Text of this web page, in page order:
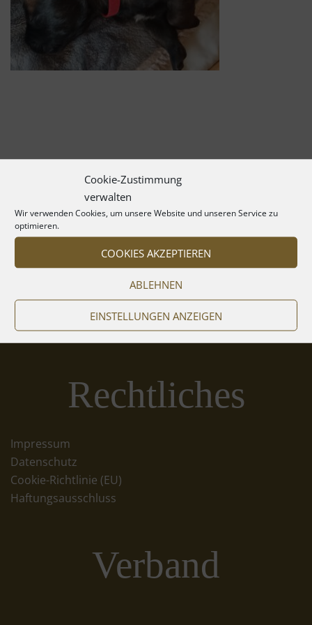
Cookie-Zustimmung
verwalten
Wir verwenden Cookies, um unsere Website und unseren Service zu
optimieren.
COOKIES AKZEPTIEREN
ABLEHNEN
EINSTELLUNGEN ANZEIGEN
Rechtliches
Impressum
Datenschutz
Cookie-Richtlinie (EU)
Haftungsausschluss
Verband